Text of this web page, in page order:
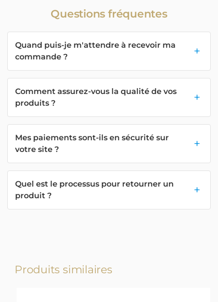
Questions fréquentes
Quand puis-je m'attendre à recevoir ma
commande ?
Comment assurez-vous la qualité de vos
produits ?
Mes paiements sont-ils en sécurité sur
votre site ?
Quel est le processus pour retourner un
produit ?
Produits similaires